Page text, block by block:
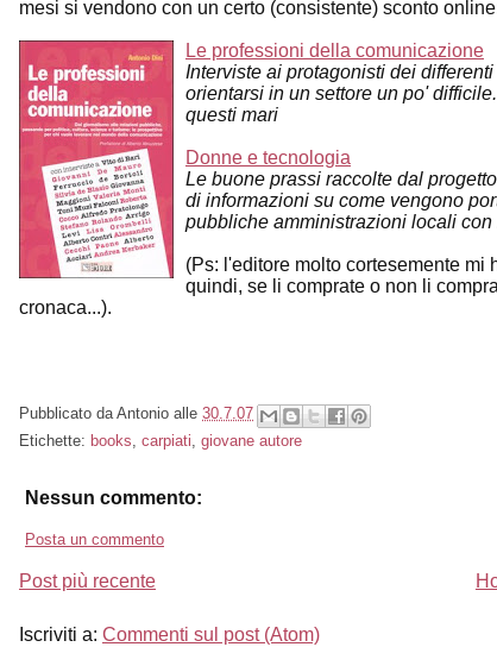
mesi si vendono con un certo (consistente) sconto
Le professioni della comunicazione
Interviste ai protagonisti dei
orientarsi in un settore un po'
questi mari
Donne e tecnologia
Le buone prassi raccolte dal
di informazioni su come vengono
pubbliche amministrazioni locali
(Ps: l'editore molto cortesemente mi
quindi, se li comprate o non li
cronaca...).
Pubblicato da Antonio alle 30.7.07
Etichette: books, carpiati, giovane autore
Nessun commento:
Posta un commento
Post più recente
Iscriviti a: Commenti sul post (Atom)